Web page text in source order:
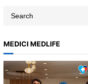
r
c
h
MEDICI MEDLIFE